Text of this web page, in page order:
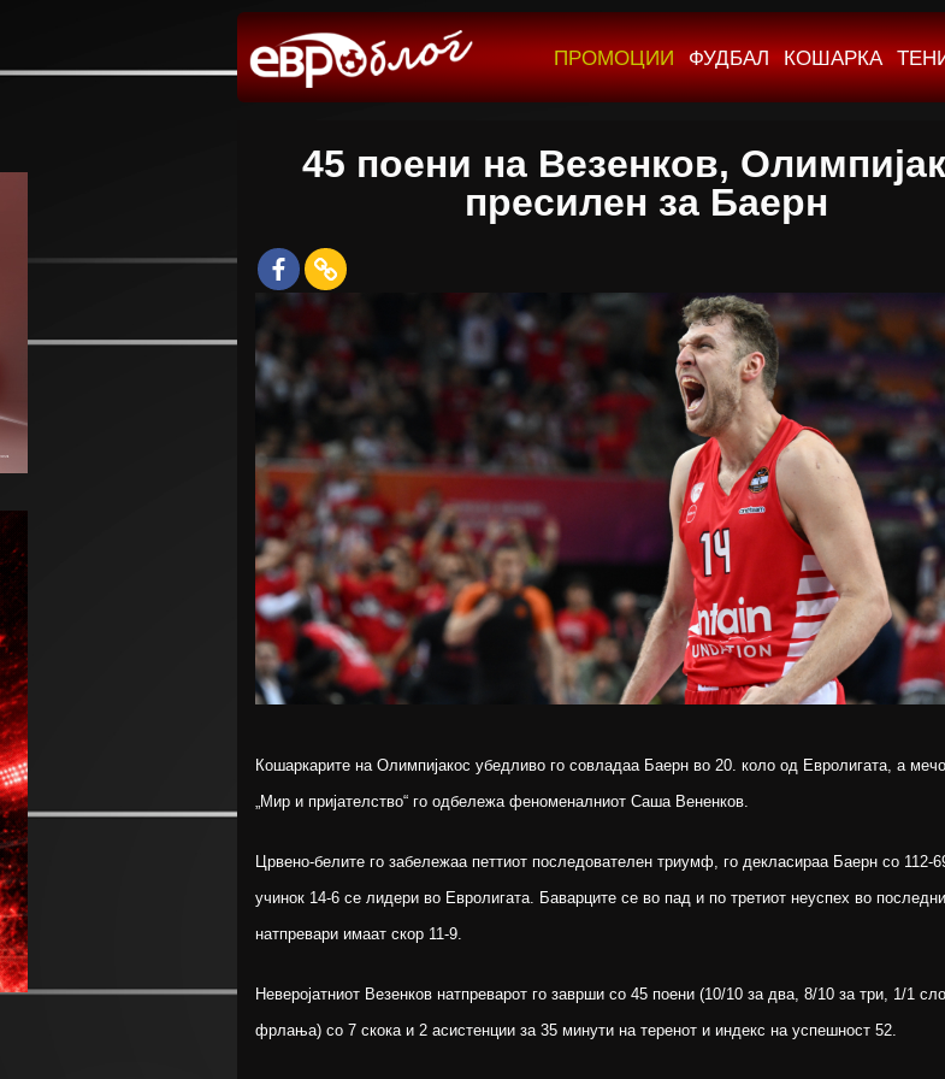
ПРОМОЦИИ ФУДБАЛ КОШАРКА
45 поени на Везенков,
пресилен за Баерн
Кошаркарите на Олимпијакос убедливо го совладаа Баерн во 20. коло од Евролигата, а
„Мир и пријателство“ го одбележа феноменалниот Саша Вененков.
Црвено-белите го забележаа петтиот последователен триумф, го декласираа Баерн со 112-
учинок 14-6 се лидери во Евролигата. Баварците се во пад и по третиот неуспех во
натпревари имаат скор 11-9.
Неверојатниот Везенков натпреварот го заврши со 45 поени (10/10 за два, 8/10 за три, 1/1
фрлања) со 7 скока и 2 асистенции за 35 минути на теренот и индекс на успешност 52.